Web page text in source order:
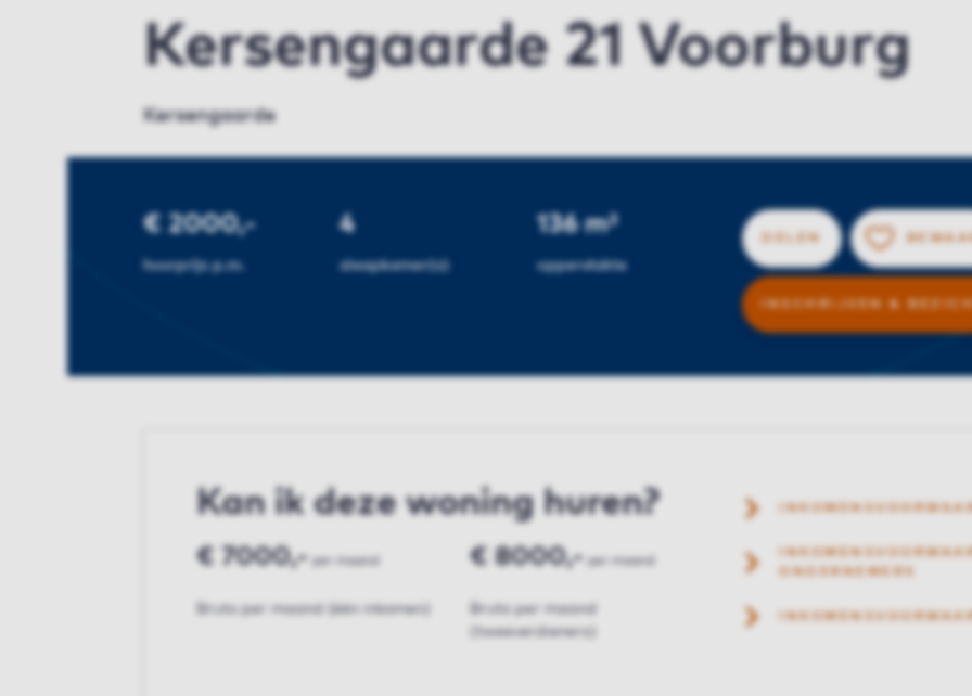
Kersengaarde 21 Voorburg
Kersengaarde
€ 2000,-
huurprijs p.m.
4
slaapkamer(s)
136 m²
oppervlakte
INSCHRIJVEN &
Kan ik deze woning huren?
€ 7000,- per maand
Bruto per maand (één inkomen)
€ 8000,- per maand
Bruto per maand
(tweeverdieners)
ONDERNEMERS